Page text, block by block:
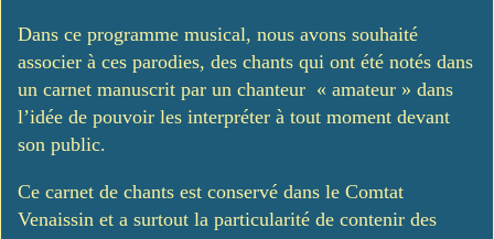
Dans ce programme musical, nous avons souhaité
associer à ces parodies, des chants qui ont été notés dans
un carnet manuscrit par un chanteur « amateur » dans
l’idée de pouvoir les interpréter à tout moment devant
son public.
Ce carnet de chants est conservé dans le Comtat
Venaissin et a surtout la particularité de contenir des